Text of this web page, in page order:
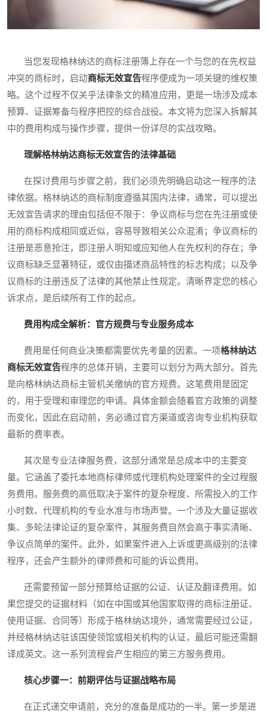
当您发现格林纳达的商标注册簿上存在一个与您的在先权益
冲突的商标时，启动商标无效宣告程序便成为一项关键的维权策
略。这个过程不仅关乎法律条文的精准应用，更是一场涉及成本
预算、证据筹备与程序把控的综合战役。本文将为您深入拆解其
中的费用构成与操作步骤，提供一份详尽的实战攻略。
理解格林纳达商标无效宣告的法律基础
在探讨费用与步骤之前，我们必须先明确启动这一程序的法
律依据。格林纳达的商标制度遵循其国内法律，通常，可以提出
无效宣告请求的理由包括但不限于：争议商标与您在先注册或使
用的商标构成相同或近似，容易导致相关公众混淆；争议商标的
注册是恶意抢注，即注册人明知或应知他人在先权利的存在；争
议商标缺乏显著特征，或仅由描述商品特性的标志构成；以及争
议商标的注册违反了法律的其他禁止性规定。清晰界定您的核心
诉求点，是后续所有工作的起点。
费用构成全解析：官方规费与专业服务成本
费用是任何商业决策都需要优先考量的因素。一项格林纳达
商标无效宣告程序的总体开销，主要可以划分为两大部分。首先
是向格林纳达商标主管机关缴纳的官方规费。这笔费用是固定
的，用于受理和审理您的申请。具体金额会随着官方政策的调整
而变化，因此在启动前，务必通过官方渠道或咨询专业机构获取
最新的费率表。
其次是专业法律服务费，这部分通常是总成本中的主要变
量。它涵盖了委托本地商标律师或代理机构处理案件的全过程服
务费用。服务费的高低取决于案件的复杂程度、所需投入的工作
小时数、代理机构的专业水准与市场声誉。一个涉及大量证据收
集、多轮法律论证的复杂案件，其服务费自然会高于事实清晰、
争议点简单的案件。此外，如果案件进入上诉或更高级别的法律
程序，还会产生额外的律师费和可能的诉讼费用。
还需要预留一部分预算给证据的公证、认证及翻译费用。如
果您提交的证据材料（如在中国或其他国家取得的商标注册证、
使用证据、合同等）形成于格林纳达境外，通常需要经过公证，
并经格林纳达驻该国使领馆或相关机构的认证，最后可能还需翻
译成英文。这一系列流程会产生相应的第三方服务费用。
核心步骤一：前期评估与证据战略布局
在正式递交申请前，充分的准备是成功的一半。第一步是进